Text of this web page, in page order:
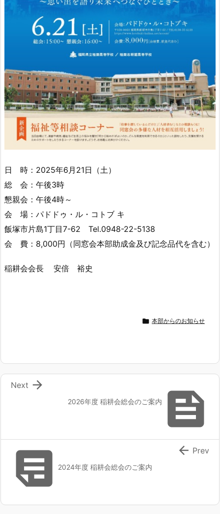
日 時：2025年6月21日（土）
総 会：午後3時
懇親会：午後4時～
会 場：パドドゥ・ル・コトブ キ
飯塚市片島1丁目7-62 Tel.0948-22-5138
会 費：8,000円（同窓会本部助成金及び記念品代を含む）
稲耕会会長 安倍 裕史
 本部からのお知らせ

2026年度 稲耕会総会のご案内

Next
2024年度 稲耕会総会のご案内
 Prev